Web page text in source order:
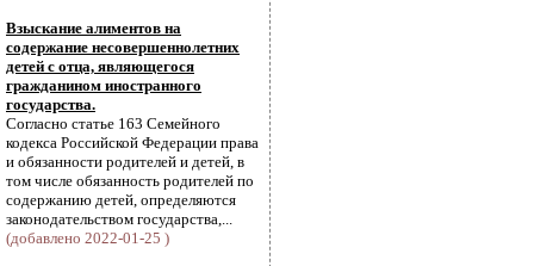
Взыскание алиментов на
содержание несовершеннолетних
детей с отца, являющегося
гражданином иностранного
государства.
Согласно статье 163 Семейного
кодекса Российской Федерации права
и обязанности родителей и детей, в
том числе обязанность родителей по
содержанию детей, определяются
законодательством государства,...
(добавлено 2022-01-25 )